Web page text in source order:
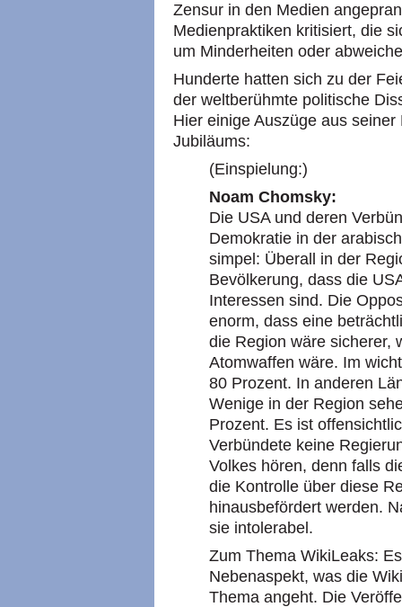
Zensur in den Medien
Medienpraktiken kritisiert, die
um Minderheiten oder
Hunderte hatten sich zu der
der weltberühmte politische
Hier einige Auszüge aus
Jubiläums:
(Einspielung:)
Noam Chomsky:
Die USA und deren
Demokratie in der
simpel: Überall in der
Bevölkerung, dass die
Interessen sind. Die
enorm, dass eine
die Region wäre sicherer,
Atomwaffen wäre. Im
80 Prozent. In anderen
Wenige in der Region
Prozent. Es ist
Verbündete keine
Volkes hören, denn falls
die Kontrolle über diese
hinausbefördert werden.
sie intolerabel.
Zum Thema WikiLeaks:
Nebenaspekt, was die
Thema angeht. Die